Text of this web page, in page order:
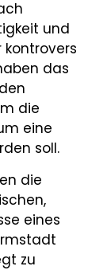
und
kontrovers
das
die
eine
soll.
die
eines
zu